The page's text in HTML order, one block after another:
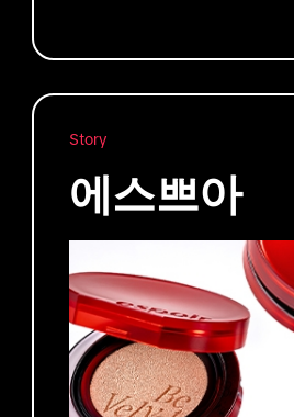
Story
에스쁘아